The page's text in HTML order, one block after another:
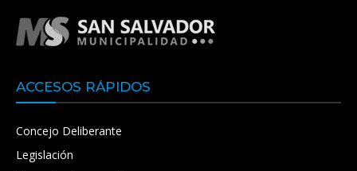
ACCESOS RÁPIDOS
Concejo Deliberante
Legislación